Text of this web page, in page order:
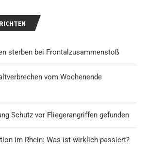
sterben bei Frontalzusammenstoß
vom Wochenende
Schutz vor Fliegerangriffen gefunden
im Rhein: Was ist wirklich passiert?